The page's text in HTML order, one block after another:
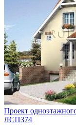
Проект
ЛСП374